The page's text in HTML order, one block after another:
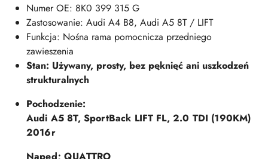
Numer OE: 8K0 399 315 G
Zastosowanie: Audi A4 B8, Audi A5 8T / LIFT
Funkcja: Nośna rama pomocnicza przedniego
zawieszenia
Stan: Używany, prosty, bez pęknięć ani uszkodzeń
strukturalnych
Pochodzenie:
Audi A5 8T, SportBack LIFT FL, 2.0 TDI (190KM)
2016r
Napęd; QUATTRO